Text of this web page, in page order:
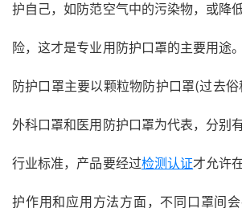
护自己，如防范空气中的污染物，或降
险，这才是专业用防护口罩的主要用途
防护口罩主要以颗粒物防护口罩(过去
外科口罩和医用防护口罩为代表，分别
行业标准，产品要经过检测认证才允许
护作用和应用方法方面，不同口罩间